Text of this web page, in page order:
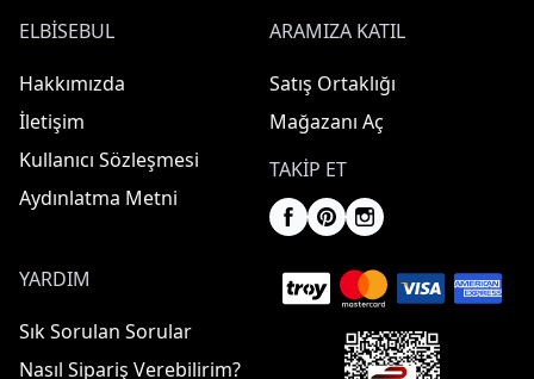
ELBISEBUL
Hakkımızda
İletişim
Kullanıcı Sözleşmesi
Aydınlatma Metni
ARAMIZA KATIL
Satış Ortaklığı
Mağazanı Aç
TAKIP ET
YARDIM
Sık Sorulan Sorular
Nasıl Sipariş Verebilirim?